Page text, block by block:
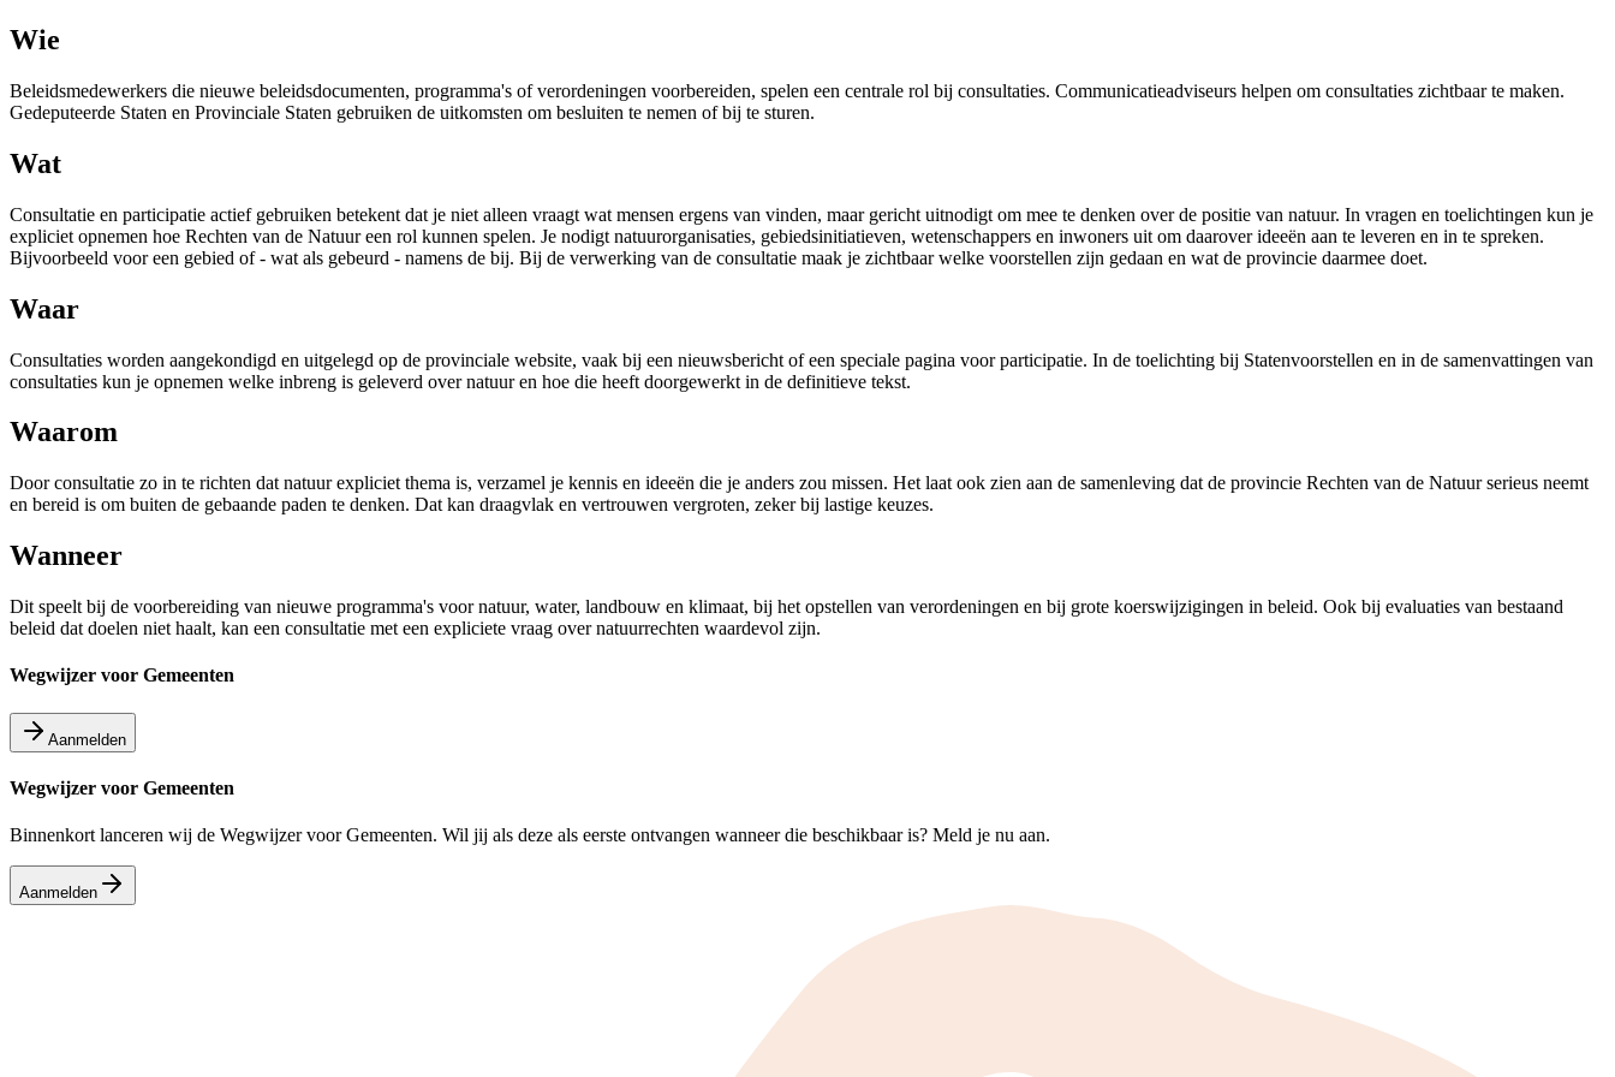
Wie
Beleidsmedewerkers die nieuwe beleidsdocumenten, programma's of verordeningen voorbereiden, spelen een centrale rol bij consultaties. Communicatieadviseurs helpen om consultaties zichtbaar te maken.
Gedeputeerde Staten en Provinciale Staten gebruiken de uitkomsten om besluiten te nemen of bij te sturen.
Wat
Consultatie en participatie actief gebruiken betekent dat je niet alleen vraagt wat mensen ergens van vinden, maar gericht uitnodigt om mee te denken over de positie van natuur. In vragen en toelichtingen kun je
expliciet opnemen hoe Rechten van de Natuur een rol kunnen spelen. Je nodigt natuurorganisaties, gebiedsinitiatieven, wetenschappers en inwoners uit om daarover ideeën aan te leveren en in te spreken.
Bijvoorbeeld voor een gebied of - wat als gebeurd - namens de bij. Bij de verwerking van de consultatie maak je zichtbaar welke voorstellen zijn gedaan en wat de provincie daarmee doet.
Waar
Consultaties worden aangekondigd en uitgelegd op de provinciale website, vaak bij een nieuwsbericht of een speciale pagina voor participatie. In de toelichting bij Statenvoorstellen en in de samenvattingen van
consultaties kun je opnemen welke inbreng is geleverd over natuur en hoe die heeft doorgewerkt in de definitieve tekst.
Waarom
Door consultatie zo in te richten dat natuur expliciet thema is, verzamel je kennis en ideeën die je anders zou missen. Het laat ook zien aan de samenleving dat de provincie Rechten van de Natuur serieus neemt
en bereid is om buiten de gebaande paden te denken. Dat kan draagvlak en vertrouwen vergroten, zeker bij lastige keuzes.
Wanneer
Dit speelt bij de voorbereiding van nieuwe programma's voor natuur, water, landbouw en klimaat, bij het opstellen van verordeningen en bij grote koerswijzigingen in beleid. Ook bij evaluaties van bestaand
beleid dat doelen niet haalt, kan een consultatie met een expliciete vraag over natuurrechten waardevol zijn.
Wegwijzer voor Gemeenten
Aanmelden
Wegwijzer voor Gemeenten
Binnenkort lanceren wij de Wegwijzer voor Gemeenten. Wil jij als deze als eerste ontvangen wanneer die beschikbaar is? Meld je nu aan.
Aanmelden